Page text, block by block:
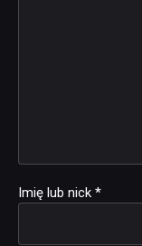
Imię lub nick *